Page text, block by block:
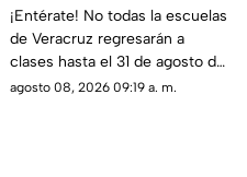
que NO REGRESARÁN a
CLASES este 31 de
agosto 2026 en
Veracruz
¡Entérate! No todas la escuelas
de Veracruz regresarán a
clases hasta el 31 de agosto del
2026; en TV Azteca Veracruz
agosto 08, 2026 09:19 a. m.